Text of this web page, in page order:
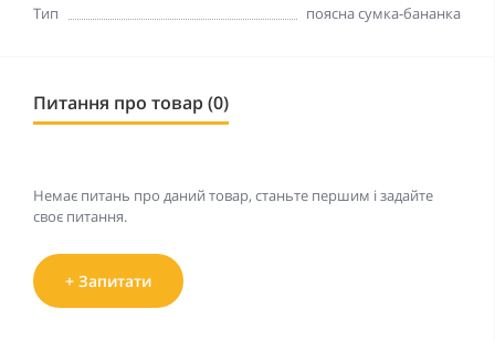
Тип
поясна сумка-бананка
Питання про товар (0)
Немає питань про даний товар, станьте першим і задайте
своє питання.
+ Запитати